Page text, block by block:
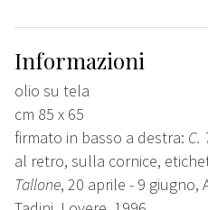
Informazioni
olio su tela
cm 85 x 65
firmato in basso a destra: C.
al retro, sulla cornice,
Tallone, 20 aprile - 9 giugno,